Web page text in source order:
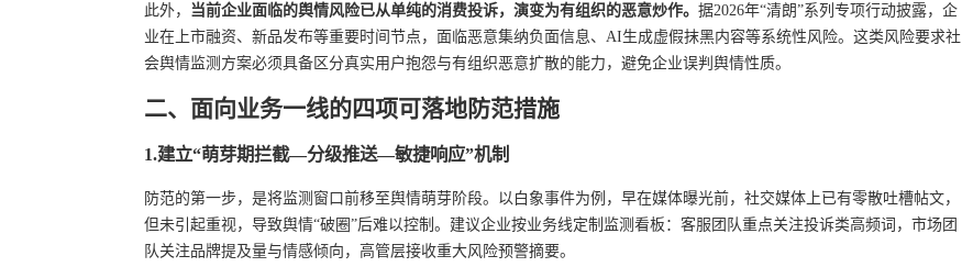
此外， 当前企业面临的舆情风险已从单纯的消费投诉，演变为有组织的恶意炒作。 据2026年“清朗”系列专项行动披露，企
业在上市融资、新品发布等重要时间节点，面临恶意集纳负面信息、AI生成虚假抹黑内容等系统性风险。这类风险要求社
会舆情监测方案必须具备区分真实用户抱怨与有组织恶意扩散的能力，避免企业误判舆情性质。
二、面向业务一线的四项可落地防范措施
1.建立“萌芽期拦截—分级推送—敏捷响应”机制
防范的第一步，是将监测窗口前移至舆情萌芽阶段。以白象事件为例，早在媒体曝光前，社交媒体上已有零散吐槽帖文，
但未引起重视，导致舆情“破圈”后难以控制。建议企业按业务线定制监测看板：客服团队重点关注投诉类高频词，市场团
队关注品牌提及量与情感倾向，高管层接收重大风险预警摘要。